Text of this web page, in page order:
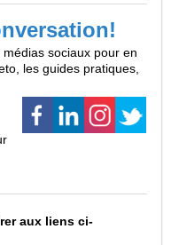
sociaux pour en
les guides pratiques,
aux liens ci-